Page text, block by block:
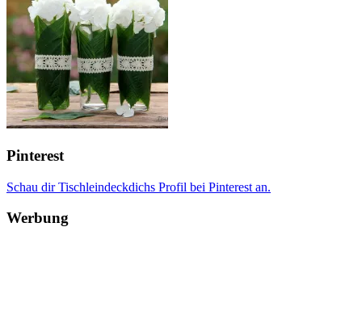
Pinterest
Schau dir Tischleindeckdichs Profil bei Pinterest an.
Werbung